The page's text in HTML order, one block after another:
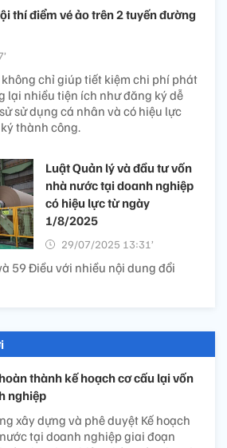
thí điểm vé ảo trên 2 tuyến đường
chỉ giúp tiết kiệm chi phí phát
lại nhiều tiện ích như đăng ký dễ
sử dụng cá nhân và có hiệu lực
thành công.
Luật Quản lý và đầu tư vốn
nhà nước tại doanh nghiệp
có hiệu lực từ ngày
1/8/2025
29/07/2025 13:31’
59 Điều với nhiều nội dung đổi
thành kế hoạch cơ cấu lại vốn
nghiệp
xây dựng và phê duyệt Kế hoạch
tại doanh nghiệp giai đoạn